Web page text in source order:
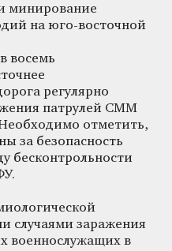
минирование
на юго-восточной
восемь
регулярно
патрулей СММ
отметить,
за безопасность
бесконтрольности
случаями заражения
военнослужащих в